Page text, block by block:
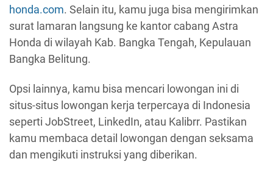
honda.com. Selain itu, kamu juga bisa mengirimkan
surat lamaran langsung ke kantor cabang Astra
Honda di wilayah Kab. Bangka Tengah, Kepulauan
Bangka Belitung.
Opsi lainnya, kamu bisa mencari lowongan ini di
situs-situs lowongan kerja terpercaya di Indonesia
seperti JobStreet, LinkedIn, atau Kalibrr. Pastikan
kamu membaca detail lowongan dengan seksama
dan mengikuti instruksi yang diberikan.